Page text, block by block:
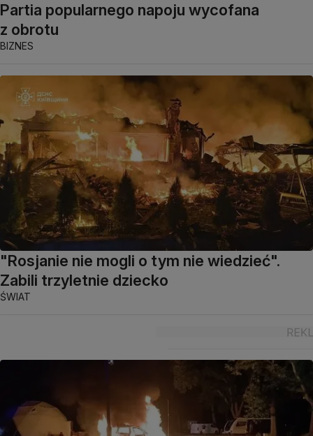
Partia popularnego napoju wycofana
z obrotu
BIZNES
"Rosjanie nie mogli o tym nie wiedzieć".
Zabili trzyletnie dziecko
ŚWIAT